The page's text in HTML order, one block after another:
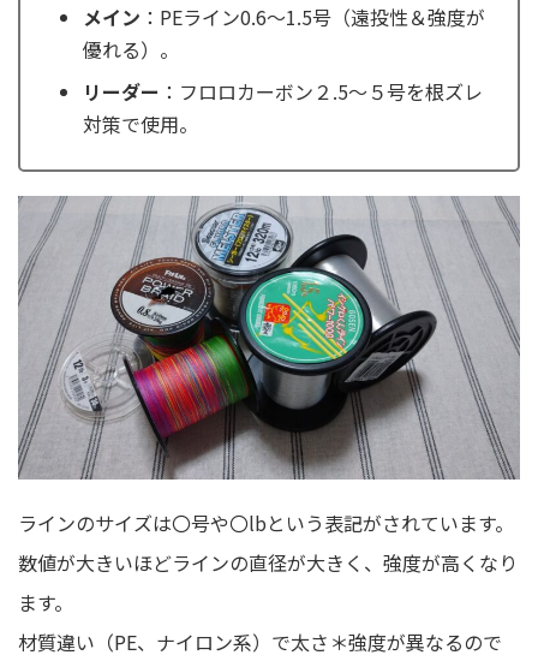
メイン ：PEライン0.6〜1.5号（遠投性＆強度が
優れる）。
リーダー ：フロロカーボン２.5～５号を根ズレ
対策で使用。
ラインのサイズは〇号や〇lbという表記がされています。
数値が大きいほどラインの直径が大きく、強度が高くなり
ます。
材質違い（PE、ナイロン系）で太さ＊強度が異なるので